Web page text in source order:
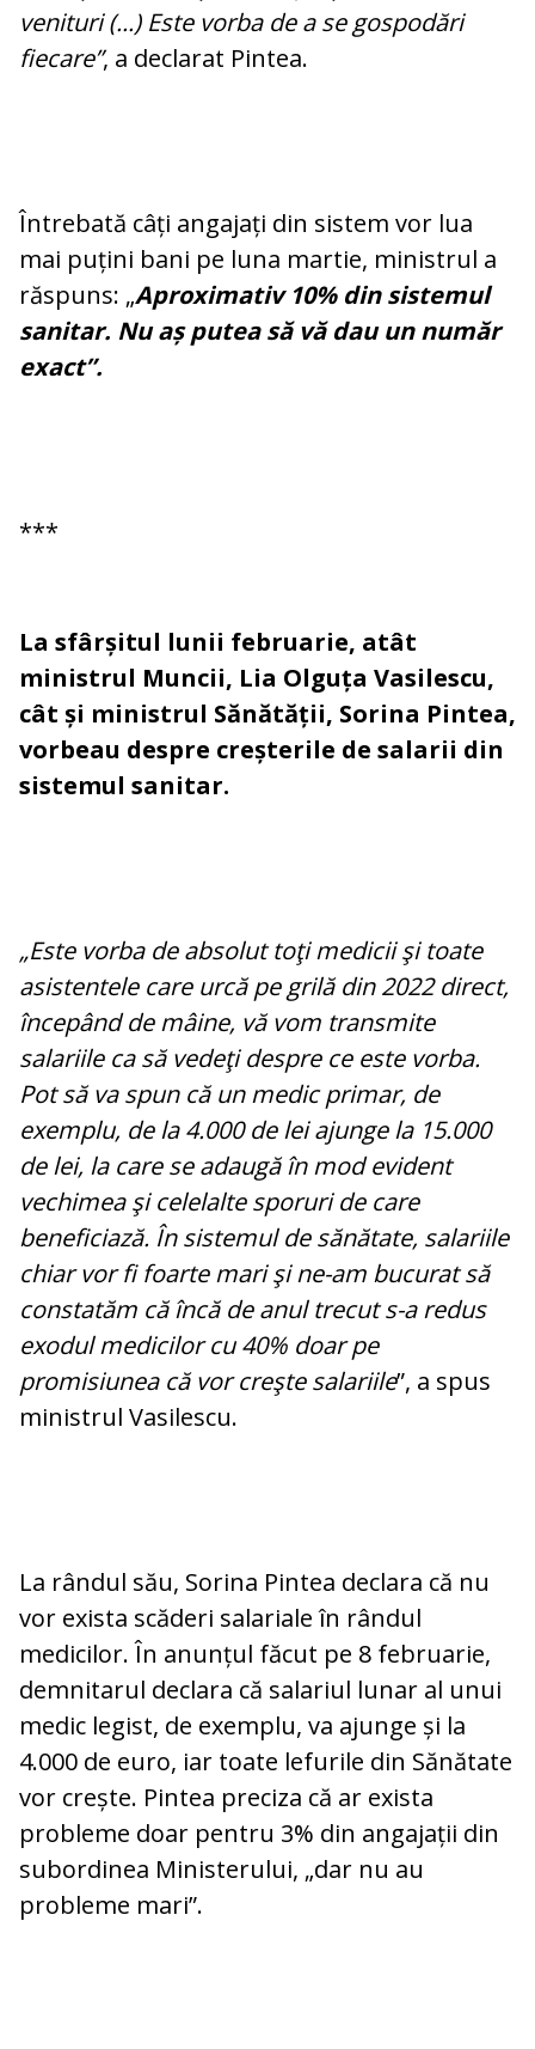
venituri (...) Este vorba de a se gospodări
fiecare”, a declarat Pintea.
Întrebată câți angajați din sistem vor lua
mai puțini bani pe luna martie, ministrul a
răspuns: „Aproximativ 10% din sistemul
sanitar. Nu aș putea să vă dau un număr
exact”.
***
La sfârșitul lunii februarie, atât
ministrul Muncii, Lia Olguța Vasilescu,
cât și ministrul Sănătății, Sorina Pintea,
vorbeau despre creșterile de salarii din
sistemul sanitar.
„Este vorba de absolut toţi medicii şi toate
asistentele care urcă pe grilă din 2022 direct,
începând de mâine, vă vom transmite
salariile ca să vedeţi despre ce este vorba.
Pot să va spun că un medic primar, de
exemplu, de la 4.000 de lei ajunge la 15.000
de lei, la care se adaugă în mod evident
vechimea şi celelalte sporuri de care
beneficiază. În sistemul de sănătate, salariile
chiar vor fi foarte mari şi ne-am bucurat să
constatăm că încă de anul trecut s-a redus
exodul medicilor cu 40% doar pe
promisiunea că vor creşte salariile”, a spus
ministrul Vasilescu.
La rândul său, Sorina Pintea declara că nu
vor exista scăderi salariale în rândul
medicilor. În anunțul făcut pe 8 februarie,
demnitarul declara că salariul lunar al unui
medic legist, de exemplu, va ajunge și la
4.000 de euro, iar toate lefurile din Sănătate
vor crește. Pintea preciza că ar exista
probleme doar pentru 3% din angajații din
subordinea Ministerului, „dar nu au
probleme mari”.